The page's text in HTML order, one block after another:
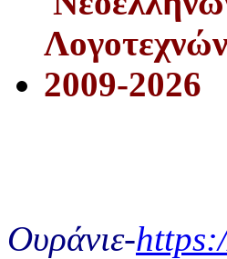
Λογοτεχνών
2009-2026
Ουράνιε-